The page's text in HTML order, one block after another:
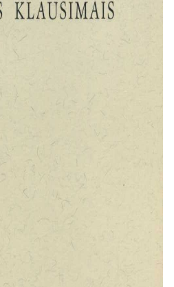
ieškodamas tvirto idėjinio
pagrindo lietuvių kultūrinei
kūrybai. Jis siūlo išeitį –
krikščioniškąjį humanizmą
III dalis: Mažosios tautos bei
mažųjų tautų ir valstybių
reikšmę. Jis teigia, kad būtent
kūrėjos ir laisvės sergėtojos.